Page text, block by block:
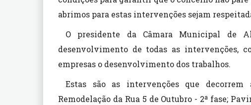
abrimos para estas intervenções sejam
O presidente da Câmara Municipal de
desenvolvimento de todas as intervenções,
empresas o desenvolvimento dos trabalhos.
Estas são as intervenções que
Remodelação da Rua 5 de Outubro - 2ª fase;